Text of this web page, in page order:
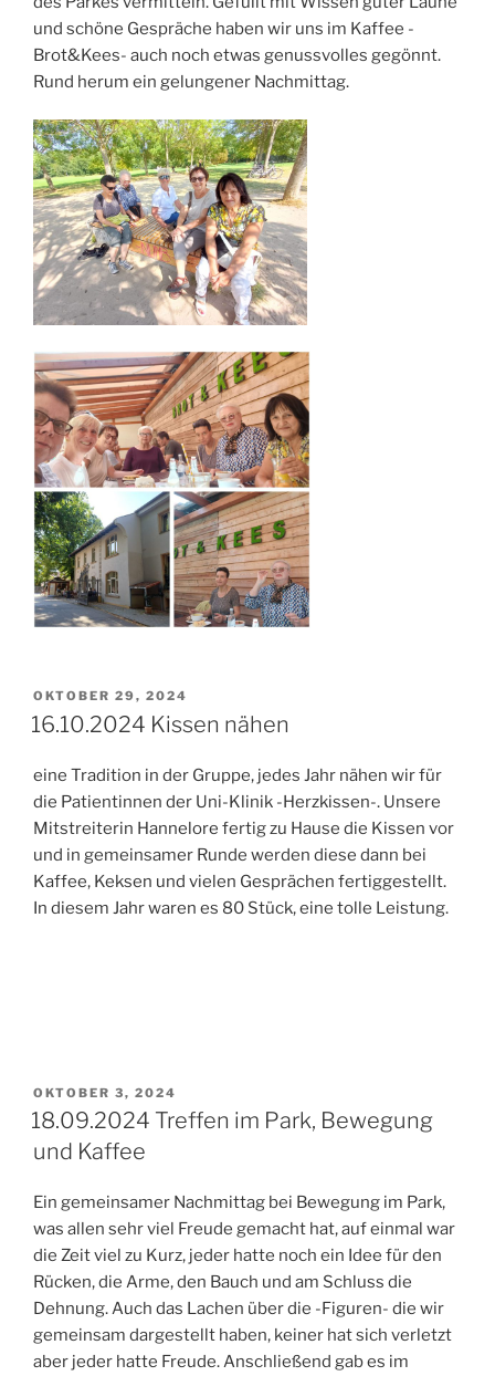
und schöne Gespräche haben wir uns im Kaffee -
Brot&Kees- auch noch etwas genussvolles gegönnt.
Rund herum ein gelungener Nachmittag.
VERÖFFENTLICHT
AM
OKTOBER 29, 2024
16.10.2024 Kissen nähen
eine Tradition in der Gruppe, jedes Jahr nähen wir für
die Patientinnen der Uni-Klinik -Herzkissen-. Unsere
Mitstreiterin Hannelore fertig zu Hause die Kissen vor
und in gemeinsamer Runde werden diese dann bei
Kaffee, Keksen und vielen Gesprächen fertiggestellt.
In diesem Jahr waren es 80 Stück, eine tolle Leistung.
VERÖFFENTLICHT
AM
OKTOBER 3, 2024
18.09.2024 Treffen im Park, Bewegung
und Kaffee
Ein gemeinsamer Nachmittag bei Bewegung im Park,
was allen sehr viel Freude gemacht hat, auf einmal war
die Zeit viel zu Kurz, jeder hatte noch ein Idee für den
Rücken, die Arme, den Bauch und am Schluss die
Dehnung. Auch das Lachen über die -Figuren- die wir
gemeinsam dargestellt haben, keiner hat sich verletzt
aber jeder hatte Freude. Anschließend gab es im